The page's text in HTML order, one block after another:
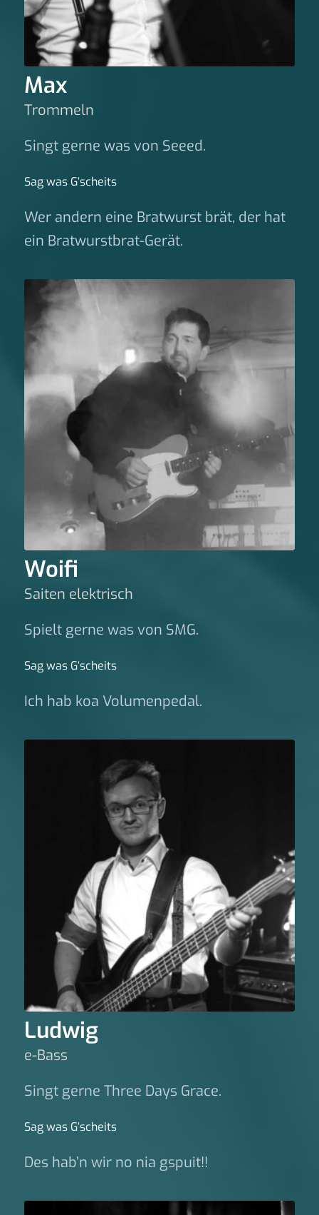
Max
Trommeln
Singt gerne was von Seeed.
Sag was G‘scheits
Wer andern eine Bratwurst brät, der hat
ein Bratwurstbrat-Gerät.
Woifi
Saiten elektrisch
Spielt gerne was von SMG.
Sag was G‘scheits
Ich hab koa Volumenpedal.
Ludwig
e-Bass
Singt gerne Three Days Grace.
Sag was G‘scheits
Des hab’n wir no nia gspuit!!